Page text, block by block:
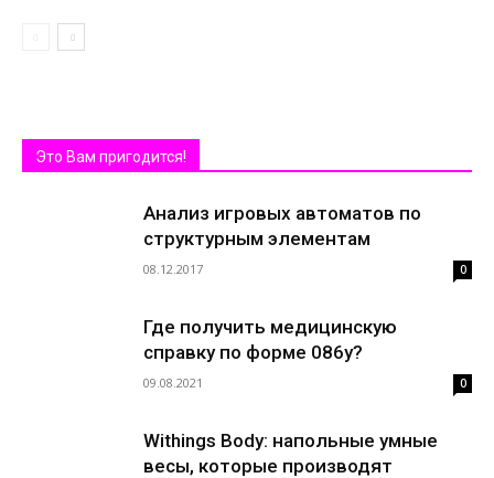
Это Вам пригодится!
Анализ игровых автоматов по
структурным элементам
08.12.2017 0
Где получить медицинскую
справку по форме 086у?
09.08.2021 0
Withings Body: напольные умные
весы, которые производят